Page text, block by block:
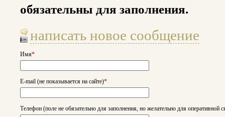
обязательны для заполнения.
написать новое сообщение
Имя*
E-mail (не показывается на сайте)*
Телефон (поле не обязательно для заполнения, но желательно для оперативной